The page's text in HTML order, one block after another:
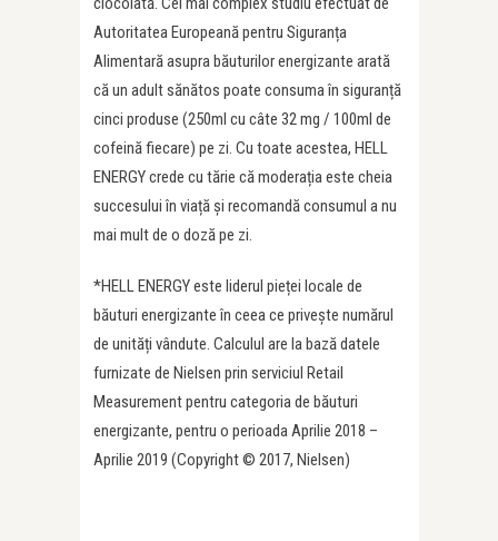
Autoritatea Europeană pentru Siguranța
Alimentară asupra băuturilor energizante arată
că un adult sănătos poate consuma în siguranță
cinci produse (250ml cu câte 32 mg / 100ml de
cofeină fiecare) pe zi. Cu toate acestea, HELL
ENERGY crede cu tărie că moderația este cheia
succesului în viață și recomandă consumul a nu
mai mult de o doză pe zi.
*HELL ENERGY este liderul pieței locale de
băuturi energizante în ceea ce privește numărul
de unități vândute. Calculul are la bază datele
furnizate de Nielsen prin serviciul Retail
Measurement pentru categoria de băuturi
energizante, pentru o perioada Aprilie 2018 –
Aprilie 2019 (Copyright © 2017, Nielsen)